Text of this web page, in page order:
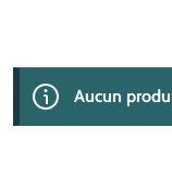
Aucun